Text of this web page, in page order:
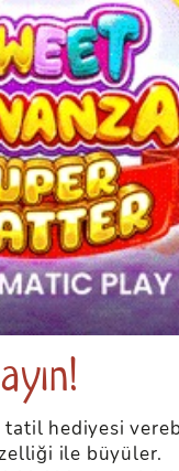
tatil hediyesi
ile büyüler.